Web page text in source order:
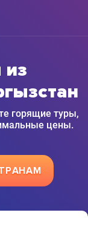
из
горящие туры,
цены.